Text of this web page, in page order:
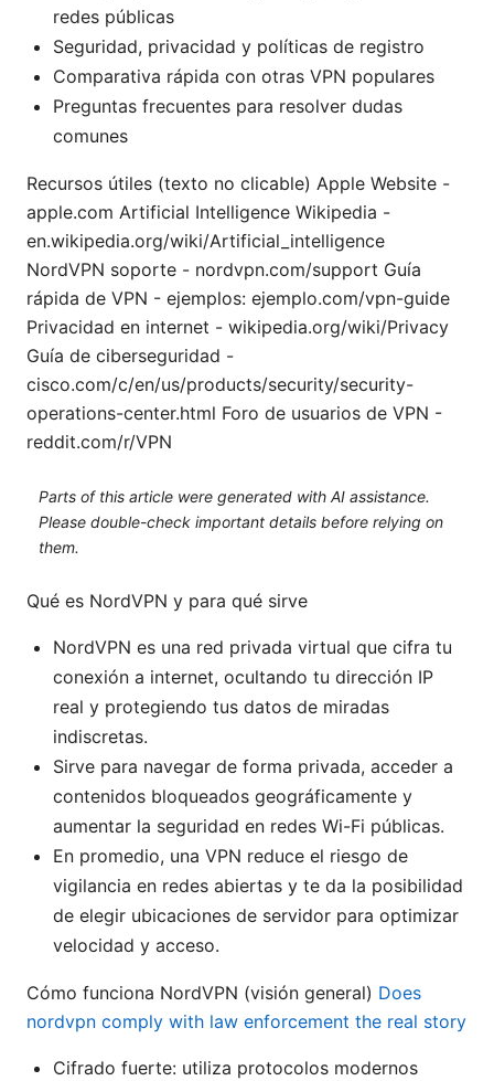
redes públicas
Seguridad, privacidad y políticas de registro
Comparativa rápida con otras VPN populares
Preguntas frecuentes para resolver dudas
comunes
Recursos útiles (texto no clicable) Apple Website -
apple.com Artificial Intelligence Wikipedia -
en.wikipedia.org/wiki/Artificial_intelligence
NordVPN soporte - nordvpn.com/support Guía
rápida de VPN - ejemplos: ejemplo.com/vpn-guide
Privacidad en internet - wikipedia.org/wiki/Privacy
Guía de ciberseguridad -
cisco.com/c/en/us/products/security/security-
operations-center.html Foro de usuarios de VPN -
reddit.com/r/VPN
Parts of this article were generated with AI assistance.
Please double-check important details before relying on
them.
Qué es NordVPN y para qué sirve
NordVPN es una red privada virtual que cifra tu
conexión a internet, ocultando tu dirección IP
real y protegiendo tus datos de miradas
indiscretas.
Sirve para navegar de forma privada, acceder a
contenidos bloqueados geográficamente y
aumentar la seguridad en redes Wi-Fi públicas.
En promedio, una VPN reduce el riesgo de
vigilancia en redes abiertas y te da la posibilidad
de elegir ubicaciones de servidor para optimizar
velocidad y acceso.
Cómo funciona NordVPN (visión general) Does
nordvpn comply with law enforcement the real story
Cifrado fuerte: utiliza protocolos modernos